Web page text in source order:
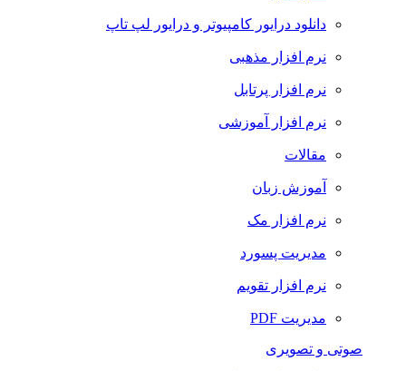
دانلود درایور کامپیوتر و درایور لپ تاپ
نرم افزار مذهبی
نرم افزار پرتابل
نرم افزار آموزشی
مقالات
آموزش زبان
نرم افزار مک
مدیریت پسورد
نرم افزار تقویم
مدیریت PDF
صوتی و تصویری